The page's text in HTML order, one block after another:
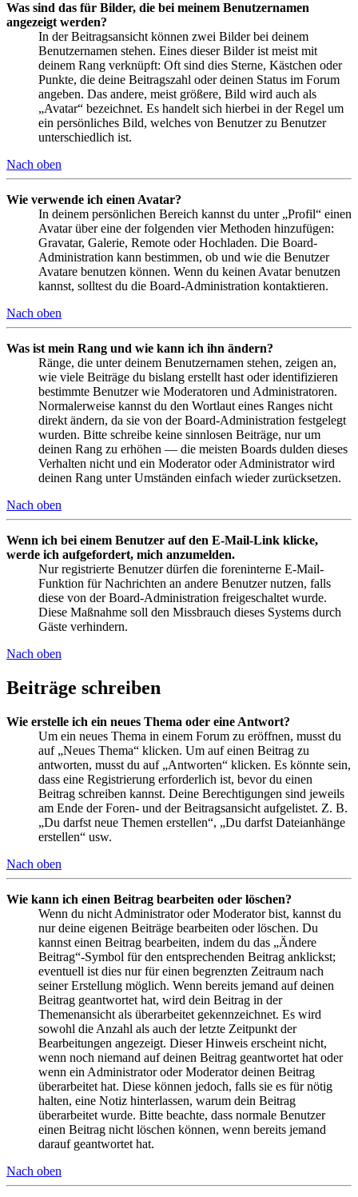
Was sind das für Bilder, die bei meinem Benutzernamen
angezeigt werden?
In der Beitragsansicht können zwei Bilder bei deinem
Benutzernamen stehen. Eines dieser Bilder ist meist mit
deinem Rang verknüpft: Oft sind dies Sterne, Kästchen oder
Punkte, die deine Beitragszahl oder deinen Status im Forum
angeben. Das andere, meist größere, Bild wird auch als
„Avatar“ bezeichnet. Es handelt sich hierbei in der Regel um
ein persönliches Bild, welches von Benutzer zu Benutzer
unterschiedlich ist.
Nach oben
Wie verwende ich einen Avatar?
In deinem persönlichen Bereich kannst du unter „Profil“ einen
Avatar über eine der folgenden vier Methoden hinzufügen:
Gravatar, Galerie, Remote oder Hochladen. Die Board-
Administration kann bestimmen, ob und wie die Benutzer
Avatare benutzen können. Wenn du keinen Avatar benutzen
kannst, solltest du die Board-Administration kontaktieren.
Nach oben
Was ist mein Rang und wie kann ich ihn ändern?
Ränge, die unter deinem Benutzernamen stehen, zeigen an,
wie viele Beiträge du bislang erstellt hast oder identifizieren
bestimmte Benutzer wie Moderatoren und Administratoren.
Normalerweise kannst du den Wortlaut eines Ranges nicht
direkt ändern, da sie von der Board-Administration festgelegt
wurden. Bitte schreibe keine sinnlosen Beiträge, nur um
deinen Rang zu erhöhen — die meisten Boards dulden dieses
Verhalten nicht und ein Moderator oder Administrator wird
deinen Rang unter Umständen einfach wieder zurücksetzen.
Nach oben
Wenn ich bei einem Benutzer auf den E-Mail-Link klicke,
werde ich aufgefordert, mich anzumelden.
Nur registrierte Benutzer dürfen die foreninterne E-Mail-
Funktion für Nachrichten an andere Benutzer nutzen, falls
diese von der Board-Administration freigeschaltet wurde.
Diese Maßnahme soll den Missbrauch dieses Systems durch
Gäste verhindern.
Nach oben
Beiträge schreiben
Wie erstelle ich ein neues Thema oder eine Antwort?
Um ein neues Thema in einem Forum zu eröffnen, musst du
auf „Neues Thema“ klicken. Um auf einen Beitrag zu
antworten, musst du auf „Antworten“ klicken. Es könnte sein,
dass eine Registrierung erforderlich ist, bevor du einen
Beitrag schreiben kannst. Deine Berechtigungen sind jeweils
am Ende der Foren- und der Beitragsansicht aufgelistet. Z. B.
„Du darfst neue Themen erstellen“, „Du darfst Dateianhänge
erstellen“ usw.
Nach oben
Wie kann ich einen Beitrag bearbeiten oder löschen?
Wenn du nicht Administrator oder Moderator bist, kannst du
nur deine eigenen Beiträge bearbeiten oder löschen. Du
kannst einen Beitrag bearbeiten, indem du das „Ändere
Beitrag“-Symbol für den entsprechenden Beitrag anklickst;
eventuell ist dies nur für einen begrenzten Zeitraum nach
seiner Erstellung möglich. Wenn bereits jemand auf deinen
Beitrag geantwortet hat, wird dein Beitrag in der
Themenansicht als überarbeitet gekennzeichnet. Es wird
sowohl die Anzahl als auch der letzte Zeitpunkt der
Bearbeitungen angezeigt. Dieser Hinweis erscheint nicht,
wenn noch niemand auf deinen Beitrag geantwortet hat oder
wenn ein Administrator oder Moderator deinen Beitrag
überarbeitet hat. Diese können jedoch, falls sie es für nötig
halten, eine Notiz hinterlassen, warum dein Beitrag
überarbeitet wurde. Bitte beachte, dass normale Benutzer
einen Beitrag nicht löschen können, wenn bereits jemand
darauf geantwortet hat.
Nach oben